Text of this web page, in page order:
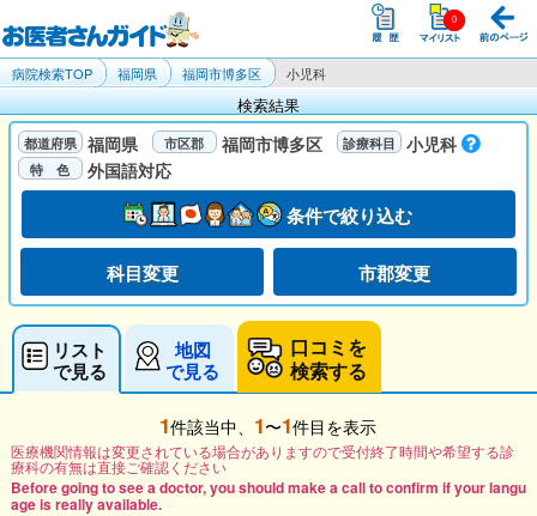
病院検索TOP 福岡県 福岡市博多区 小児科
検索結果
福岡県 福岡市博多区
小児科
外国語対応
条件で絞り込む
科目変更 市郡変更
リスト
で見る
地図
で見る
口コミを
検索する
1件該当中、 1〜1件目を表示
医療機関情報は変更されている場合がありますので受付終了時間や希望する診
療科の有無は直接ご確認ください
Before going to see a doctor, you should make a call to confirm if your langu
age is really available.